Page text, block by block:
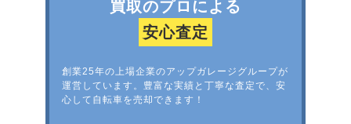
買取のプロによる
安心査定
創業25年の上場企業のアップガレージグループが
運営しています。豊富な実績と丁寧な査定で、安
心して自転車を売却できます！